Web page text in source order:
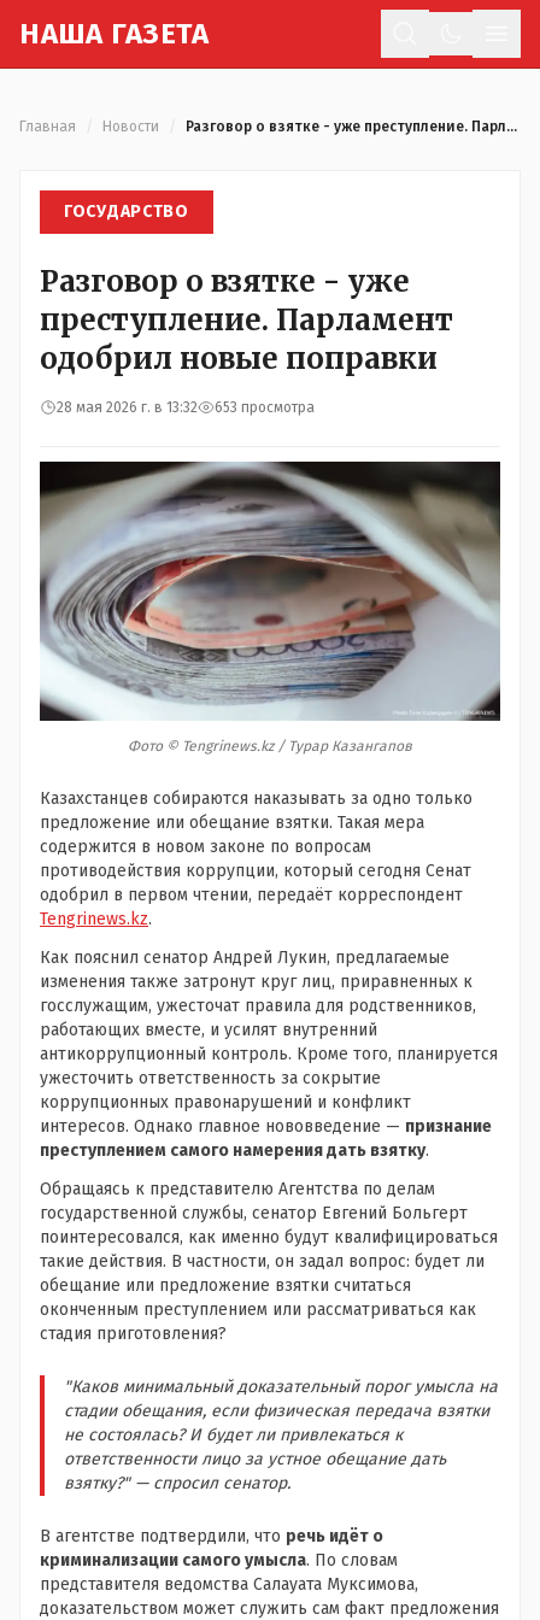
НАША ГАЗЕТА
Главная Новости Разговор о взятке - уже преступление. Парламент одобрил новые поправки
ГОСУДАРСТВО
Разговор о взятке - уже
преступление. Парламент
одобрил новые поправки
28 мая 2026 г. в 13:32 653 просмотра
Фото © Tengrinews.kz / Турар Казангапов
Казахстанцев собираются наказывать за одно только
предложение или обещание взятки. Такая мера
содержится в новом законе по вопросам
противодействия коррупции, который сегодня Сенат
одобрил в первом чтении, передаёт корреспондент
Tengrinews.kz.
Как пояснил сенатор Андрей Лукин, предлагаемые
изменения также затронут круг лиц, приравненных к
госслужащим, ужесточат правила для родственников,
работающих вместе, и усилят внутренний
антикоррупционный контроль. Кроме того, планируется
ужесточить ответственность за сокрытие
коррупционных правонарушений и конфликт
интересов. Однако главное нововведение — признание
преступлением самого намерения дать взятку.
Обращаясь к представителю Агентства по делам
государственной службы, сенатор Евгений Больгерт
поинтересовался, как именно будут квалифицироваться
такие действия. В частности, он задал вопрос: будет ли
обещание или предложение взятки считаться
оконченным преступлением или рассматриваться как
стадия приготовления?
"Каков минимальный доказательный порог умысла на
стадии обещания, если физическая передача взятки
не состоялась? И будет ли привлекаться к
ответственности лицо за устное обещание дать
взятку?" — спросил сенатор.
В агентстве подтвердили, что речь идёт о
криминализации самого умысла. По словам
представителя ведомства Салауата Муксимова,
доказательством может служить сам факт предложения